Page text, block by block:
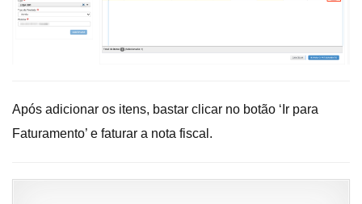
Após adicionar os itens, bastar clicar no botão ‘Ir para
Faturamento’ e faturar a nota fiscal.